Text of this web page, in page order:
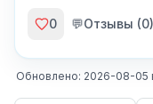
0 💬Отзывы (0)
Обновлено: 2026-08-05